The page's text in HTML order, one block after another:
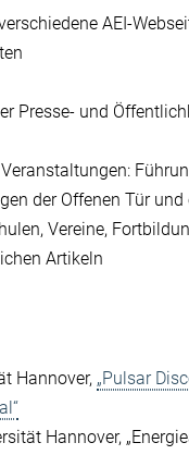
AEI-
Presse- und
der Offenen Tür
Vereine,
Artikeln
Hannover, „Pulsar
Hannover,